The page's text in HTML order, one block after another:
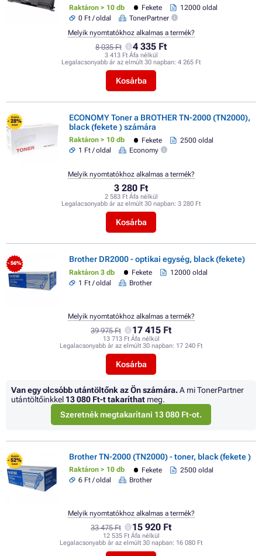
Raktáron > 10 db Fekete
12000 oldal
0 Ft / oldal
TonerPartner
8 035 Ft 4 335 Ft
3 413 Ft Áfa nélkül
Legalacsonyabb ár az elmúlt 30 napban: 4 265 Ft
Kosárba
Melyik nyomtatókhoz alkalmas a termék?
FLASH
- 28%
SALE
ECONOMY Toner a BROTHER TN-2000 (TN2000),
black (fekete ) számára
Raktáron > 10 db Fekete
2500 oldal
1 Ft / oldal
Economy
3 280 Ft
2 583 Ft Áfa nélkül
Legalacsonyabb ár az elmúlt 30 napban: 3 280 Ft
Kosárba
Melyik nyomtatókhoz alkalmas a termék?
- 56% Brother DR2000 - optikai egység, black (fekete)
Raktáron 3 db Fekete
12000 oldal
1 Ft / oldal
Brother
39 975 Ft 17 415 Ft
13 713 Ft Áfa nélkül
Legalacsonyabb ár az elmúlt 30 napban: 17 240 Ft
Kosárba
Melyik nyomtatókhoz alkalmas a termék?
Van egy olcsóbb utántöltőnk az Ön számára.A mi TonerPartner
utántöltőinkkel 13 080 Ft-t takaríthat meg.
Szeretnék megtakarítani 13 080 Ft-ot.
FLASH
- 52%
SALE
Brother TN-2000 (TN2000) - toner, black (fekete )
Raktáron > 10 db Fekete
2500 oldal
6 Ft / oldal
Brother
33 475 Ft 15 920 Ft
12 535 Ft Áfa nélkül
Legalacsonyabb ár az elmúlt 30 napban: 16 080 Ft
Melyik nyomtatókhoz alkalmas a termék?